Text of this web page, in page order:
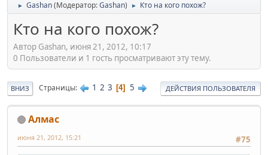
► Gashan(Модератор:Gashan) ► Кто на кого похож?
Кто на кого похож?
Автор Gashan, июня 21, 2012, 10:17
0 Пользователи и 1 гость просматривают эту тему.
ВНИЗ Страницы 1 2 3 4 5 ДЕЙСТВИЯ ПОЛЬЗОВАТЕЛЯ
Алмас
#75
июня 21, 2012, 15:21